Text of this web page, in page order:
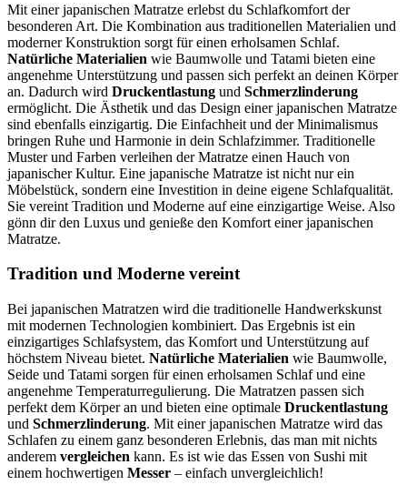
Mit einer japanischen Matratze erlebst du Schlafkomfort der
besonderen Art. Die Kombination aus traditionellen Materialien und
moderner Konstruktion sorgt für einen erholsamen Schlaf.
Natürliche Materialien wie Baumwolle und Tatami bieten eine
angenehme Unterstützung und passen sich perfekt an deinen Körper
an. Dadurch wird Druckentlastung und Schmerzlinderung
ermöglicht. Die Ästhetik und das Design einer japanischen Matratze
sind ebenfalls einzigartig. Die Einfachheit und der Minimalismus
bringen Ruhe und Harmonie in dein Schlafzimmer. Traditionelle
Muster und Farben verleihen der Matratze einen Hauch von
japanischer Kultur. Eine japanische Matratze ist nicht nur ein
Möbelstück, sondern eine Investition in deine eigene Schlafqualität.
Sie vereint Tradition und Moderne auf eine einzigartige Weise. Also
gönn dir den Luxus und genieße den Komfort einer japanischen
Matratze.
Tradition und Moderne vereint
Bei japanischen Matratzen wird die traditionelle Handwerkskunst
mit modernen Technologien kombiniert. Das Ergebnis ist ein
einzigartiges Schlafsystem, das Komfort und Unterstützung auf
höchstem Niveau bietet. Natürliche Materialien wie Baumwolle,
Seide und Tatami sorgen für einen erholsamen Schlaf und eine
angenehme Temperaturregulierung. Die Matratzen passen sich
perfekt dem Körper an und bieten eine optimale Druckentlastung
und Schmerzlinderung. Mit einer japanischen Matratze wird das
Schlafen zu einem ganz besonderen Erlebnis, das man mit nichts
anderem vergleichen kann. Es ist wie das Essen von Sushi mit
einem hochwertigen Messer – einfach unvergleichlich!